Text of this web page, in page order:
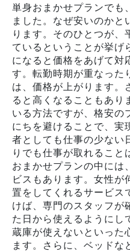
単身おまかせプランでも
ました。なぜ安いのかと
ります。そのひとつが、
ているということが挙げ
になると価格をあげて対
す。転勤時期が重なった
は、価格が上がります。
ると高くなることもあり
いる方法ですが、格安の
にちを避けることで、実
者としても仕事の少ない
りでも仕事が取れること
おまかせプランの中には
ビスもあります。女性が
置をしてくれるサービス
けば、専門のスタッフが
た日から使えるようにし
蔵庫が使えないといった
ます。さらに、ベッドな